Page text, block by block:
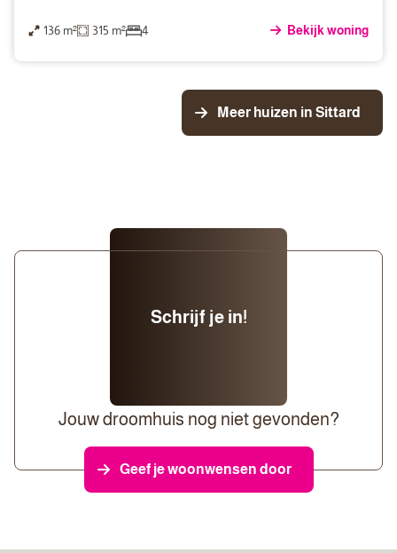
136 m² 315 m² 4 Bekijk woning
Meer huizen in Sittard
Schrijf je in!
Jouw droomhuis nog niet gevonden?
Geef je woonwensen door